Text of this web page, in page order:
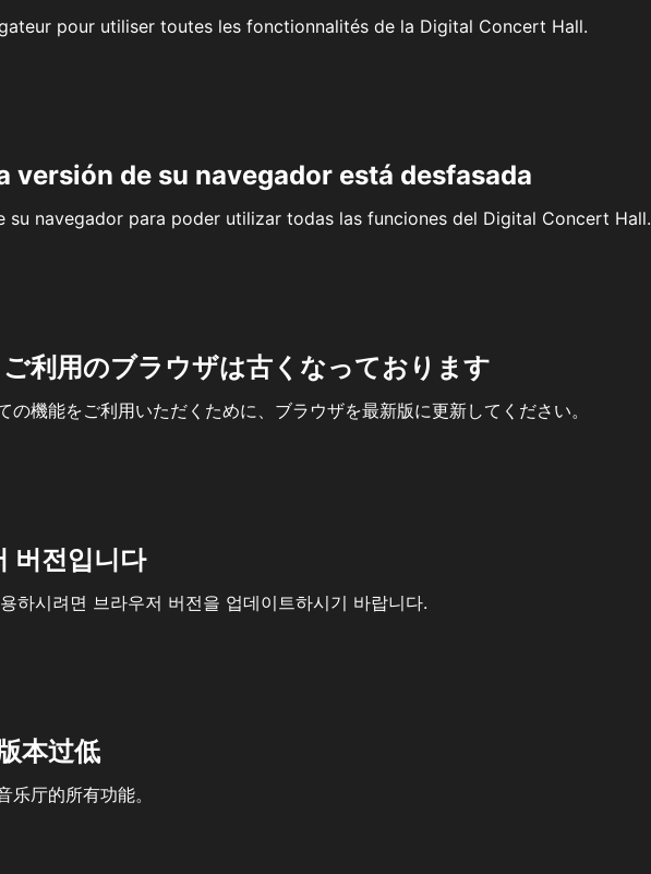
pour utiliser toutes les fonctionnalités de la Digital Concert Hall.
versión de su navegador está desfasada
su navegador para poder utilizar todas las funciones del Digital Concert Hall.
利用のブラウザは古くなっております
の機能をご利用いただくために、ブラウザを最新版に更新してください。
버전입니다
하시려면 브라우저 버전을 업데이트하시기 바랍니다.
本过低
厅的所有功能。